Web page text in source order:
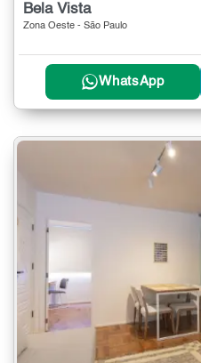
Bela Vista
Zona Oeste - São Paulo
WhatsApp